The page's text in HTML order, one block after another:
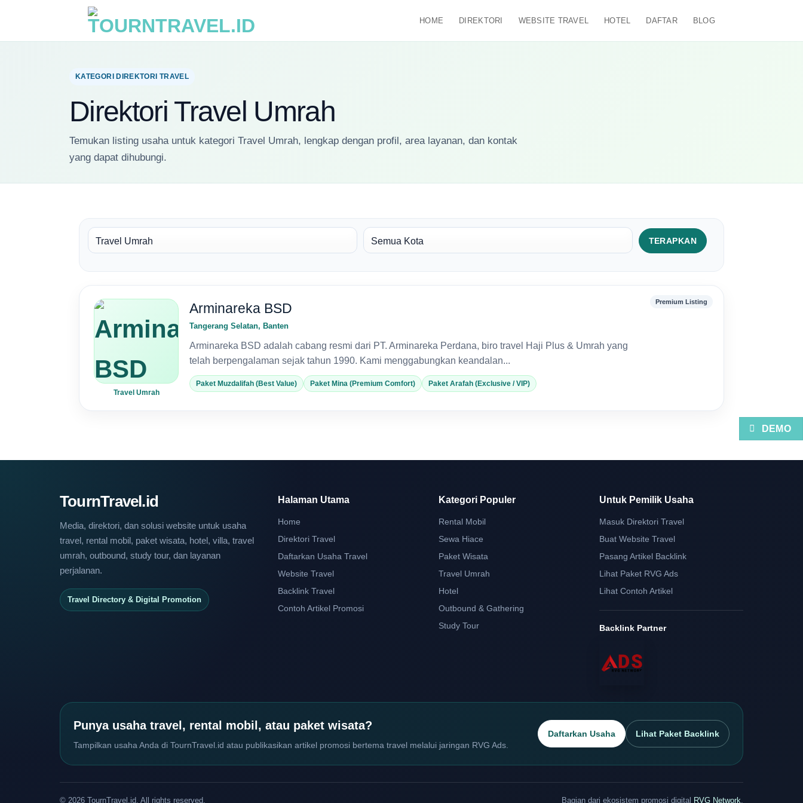
HOME DIREKTORI WEBSITE TRAVEL HOTEL DAFTAR BLOG
KATEGORI DIREKTORI TRAVEL
Direktori Travel Umrah
Temukan listing usaha untuk kategori Travel Umrah, lengkap dengan profil, area layanan, dan kontak
yang dapat dihubungi.
TERAPKAN
Premium Listing
Travel Umrah
Arminareka BSD
Tangerang Selatan, Banten
Arminareka BSD adalah cabang resmi dari PT. Arminareka Perdana, biro travel Haji Plus & Umrah yang
telah berpengalaman sejak tahun 1990. Kami menggabungkan keandalan...
Paket Muzdalifah (Best Value) Paket Mina (Premium Comfort) Paket Arafah (Exclusive / VIP)
TournTravel.id
Media, direktori, dan solusi website untuk usaha
travel, rental mobil, paket wisata, hotel, villa, travel
umrah, outbound, study tour, dan layanan
perjalanan.
Travel Directory & Digital Promotion
Halaman Utama
Home
Direktori Travel
Daftarkan Usaha Travel
Website Travel
Backlink Travel
Contoh Artikel Promosi
Kategori Populer
Rental Mobil
Sewa Hiace
Paket Wisata
Travel Umrah
Hotel
Outbound & Gathering
Study Tour
Untuk Pemilik Usaha
Masuk Direktori Travel
Buat Website Travel
Pasang Artikel Backlink
Lihat Paket RVG Ads
Lihat Contoh Artikel
Backlink Partner
Punya usaha travel, rental mobil, atau paket wisata?
Tampilkan usaha Anda di TournTravel.id atau publikasikan artikel promosi bertema travel melalui jaringan RVG Ads.
Daftarkan Usaha Lihat Paket Backlink
© 2026 TournTravel.id. All rights reserved. Bagian dari ekosistem promosi digital RVG Network.
DEMO